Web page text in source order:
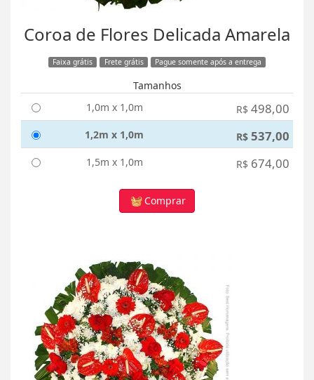
Coroa de Flores Delicada Amarela
Faixa grátis Frete grátis Pague somente após a entrega
Tamanhos
1,0m x 1,0m
R$ 498,00
1,2m x 1,0m R$ 537,00
1,5m x 1,0m R$ 674,00
Comprar